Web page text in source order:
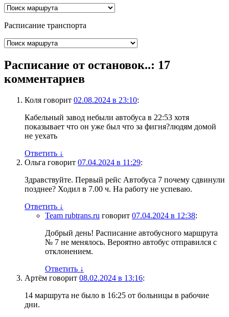
Расписание транспорта
Расписание от остановок..: 17
комментариев
Коля говорит 02.08.2024 в 23:10:
Кабельный завод небыли автобуса в 22:53 хотя
показывает что он уже был что за фигня?людям домой
не уехать
Ответить ↓
Ольга говорит 07.04.2024 в 11:29:
Здравствуйте. Первый рейс Автобуса 7 почему сдвинули
позднее? Ходил в 7.00 ч. На работу не успеваю.
Ответить ↓
Team rubtrans.ru говорит 07.04.2024 в 12:38:
Добрый день! Расписание автобусного маршрута
№ 7 не менялось. Вероятно автобус отправился с
отклонением.
Ответить ↓
Артём говорит 08.02.2024 в 13:16:
14 маршрута не было в 16:25 от больницы в рабочие
дни.